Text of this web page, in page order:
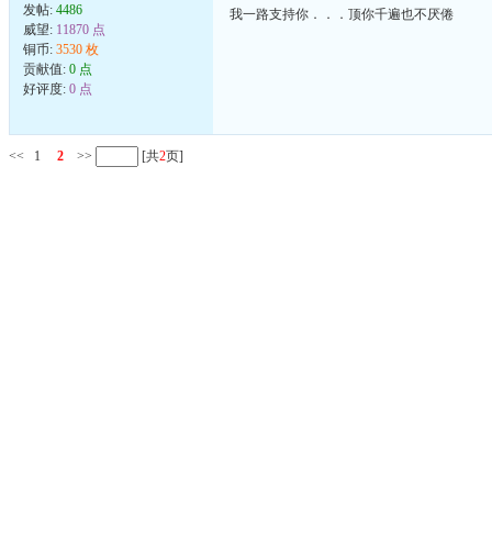
发帖: 4486
威望: 11870 点
铜币: 3530 枚
贡献值: 0 点
好评度: 0 点
我一路支持你．．．顶你千遍也不厌倦
<< 1 2 >> [共2页]